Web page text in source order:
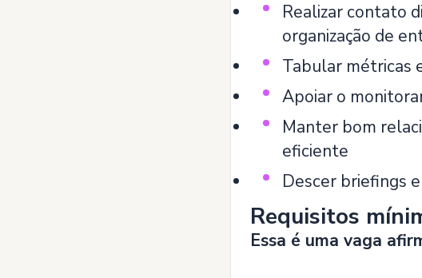
Realizar contato
organização de
Tabular métricas
Apoiar o
Manter bom
eficiente
Descer briefings
Requisitos
Essa é uma vaga